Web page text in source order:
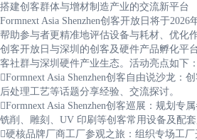
搭建创客群体与增材制造产业的交流新平台
Formnext Asia Shenzhen创客开放日将于
帮助参与者更精准地评估设备与耗材、优化
创客开放日与深圳的创客及硬件产品孵化平
客社群与深圳硬件产业生态。活动亮点如下：
Formnext Asia Shenzhen创客自由说沙龙
后处理工艺等话题分享经验、交流探讨。
Formnext Asia Shenzhen创客巡展：规划
铣削、雕刻、UV 印刷等创客常用设备及配套
硬核品牌厂商工厂参观之旅：组织专场工